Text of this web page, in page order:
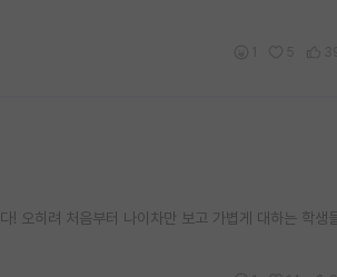
! 오히려 처음부터 나이차만 보고 가볍게 대하는 학생